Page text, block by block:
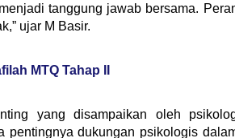
tanggung jawab bersama.
ujar M Basir.
MTQ Tahap II
yang disampaikan oleh
pentingnya dukungan psikologis